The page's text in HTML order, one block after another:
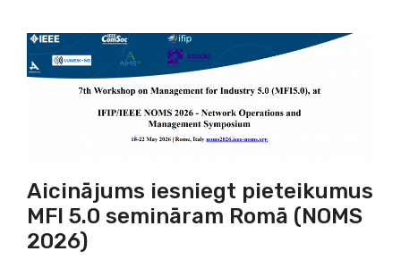
Aicinājums iesniegt pieteikumus
MFI 5.0 semināram Romā (NOMS
2026)